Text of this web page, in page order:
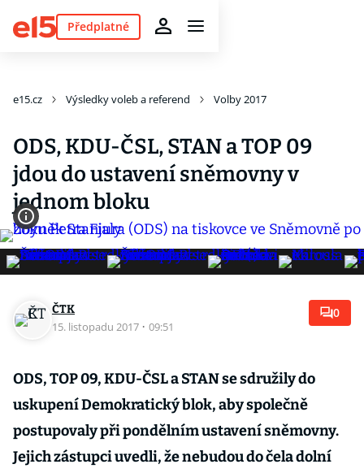
Předplatné
e15.cz Výsledky voleb a referend Volby 2017
ODS, KDU-ČSL, STAN a TOP 09
jdou do ustavení sněmovny v
jednom bloku
ČTK
15. listopadu 2017 · 09:51
0
ODS, TOP 09, KDU-ČSL a STAN se sdružily do
uskupení Demokratický blok, aby společně
postupovaly při pondělním ustavení sněmovny.
Jejich zástupci uvedli, že nebudou do čela dolní